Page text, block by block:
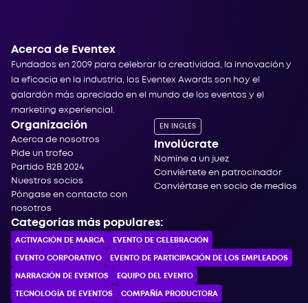
Acerca de Eventex
Fundados en 2009 para celebrar la creatividad, la innovación y
la eficacia en la industria, los Eventex Awards son hoy el
galardón más apreciado en el mundo de los eventos y el
marketing experiencial.
Organización
Acerca de nosotros
Pide un trofeo
Partido B2B 2024
Nuestros socios
Póngase en contacto con
nosotros
EN INGLÉS
Involúcrate
Nomine a un juez
Conviértete en patrocinador
Conviértase en socio de medios
Categorías más populares:
ACTIVACIÓN DE MARCA EVENTO DE CELEBRACIÓN
EVENTO CORPORATIVO EVENTO DE PARTICIPACIÓN DE LOS EMPLEADOS
NARRACIÓN DE EVENTOS EQUIPO DEL EVENTO
TECNOLOGÍA DE EVENTOS COMPAÑÍA PRODUCTORA